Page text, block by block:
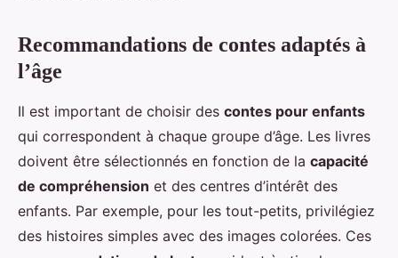
Recommandations de contes adaptés à
l’âge
Il est important de choisir des contes pour enfants
qui correspondent à chaque groupe d’âge. Les livres
doivent être sélectionnés en fonction de la capacité
de compréhension et des centres d’intérêt des
enfants. Par exemple, pour les tout-petits, privilégiez
des histoires simples avec des images colorées. Ces